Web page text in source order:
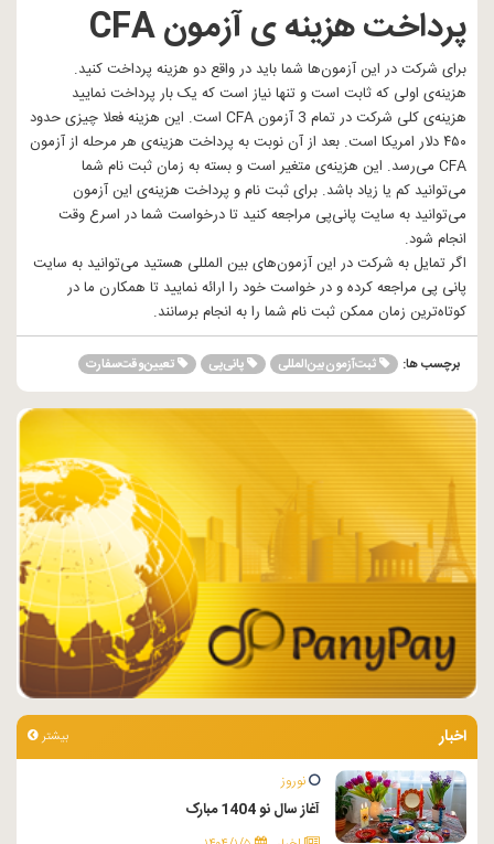
پرداخت هزینه ی آزمون CFA
برای شرکت در این آزمون‌ها شما باید در واقع دو هزینه پرداخت کنید.
هزینه‌ی اولی که ثابت است و تنها نیاز است که یک بار پرداخت نمایید
هزینه‌ی کلی شرکت در تمام 3 آزمون CFA است. این هزینه فعلا چیزی حدود
۴۵۰ دلار امریکا است. بعد از آن نوبت به پرداخت هزینه‌ی هر مرحله از آزمون
CFA می‌رسد. این هزینه‌ی متغیر است و بسته به زمان ثبت نام شما
می‌توانید کم یا زیاد باشد. برای ثبت نام و پرداخت هزینه‌ی این آزمون
می‌توانید به سایت پانی‌پی مراجعه کنید تا درخواست شما در اسرع وقت
انجام شود.
اگر تمایل به شرکت در این آزمون‌های بین المللی هستید می‌توانید به سایت
پانی پی مراجعه کرده و در خواست خود را ارائه نمایید تا همکارن ما در
کوتاه‌ترین زمان ممکن ثبت نام شما را به انجام برسانند.
برچسب ها: ثبت‌آزمون‌بین‌المللی پانی‌پی تعیین‌وقت‌سفارت
اخبار بیشتر
نوروز
آغاز سال نو 1404 مبارک